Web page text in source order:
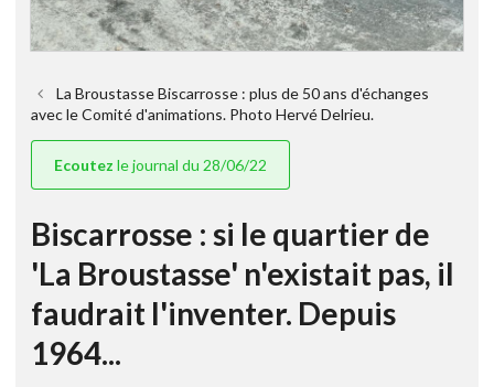
La Broustasse Biscarrosse : plus de 50 ans d'échanges
avec le Comité d'animations. Photo Hervé Delrieu.
Ecoutez le journal du 28/06/22
Biscarrosse : si le quartier de
'La Broustasse' n'existait pas, il
faudrait l'inventer. Depuis
1964...